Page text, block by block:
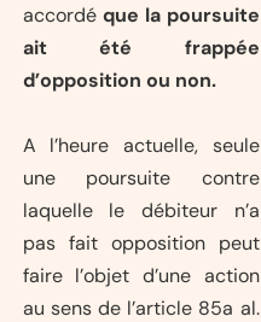
accordé que la poursuite
ait été frappée
d’opposition ou non.
A l’heure actuelle, seule
une poursuite contre
laquelle le débiteur n’a
pas fait opposition peut
faire l’objet d’une action
au sens de l’article 85a al.